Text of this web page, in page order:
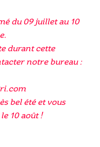
du 09 juillet au 10
durant cette
notre bureau :
bel été et vous
10 août !